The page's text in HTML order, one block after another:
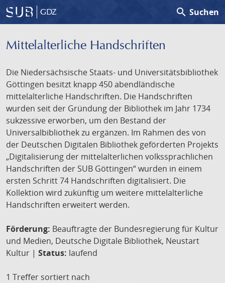
GDZ search Suchen
Mittelalterliche Handschriften
Die Niedersächsische Staats- und Universitätsbibliothek
Göttingen besitzt knapp 450 abendländische
mittelalterliche Handschriften. Die Handschriften
wurden seit der Gründung der Bibliothek im Jahr 1734
sukzessive erworben, um den Bestand der
Universalbibliothek zu ergänzen. Im Rahmen des von
der Deutschen Digitalen Bibliothek geförderten Projekts
„Digitalisierung der mittelalterlichen volkssprachlichen
Handschriften der SUB Göttingen“ wurden in einem
ersten Schritt 74 Handschriften digitalisiert. Die
Kollektion wird zukünftig um weitere mittelalterliche
Handschriften erweitert werden.
Förderung: Beauftragte der Bundesregierung für Kultur
und Medien, Deutsche Digitale Bibliothek, Neustart
Kultur | Status: laufend
1 Treffer sortiert nach